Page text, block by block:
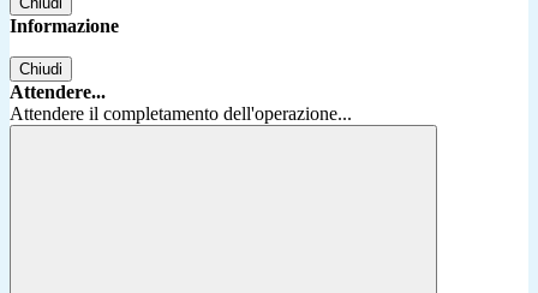
Informazione
Chiudi
Attendere...
Attendere il completamento dell'operazione...